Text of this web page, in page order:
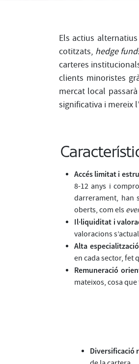
Els actius
cotitzats, hedge
carteres
clients minoristes
mercat local
significativa i mereix
Accés limitat i
8-12 anys i
darrerament, han
oberts, com els
Il·liquiditat i
valoracions
Alta
en cada sector, fet
Remuneració
mateixos, cosa
Diversificació